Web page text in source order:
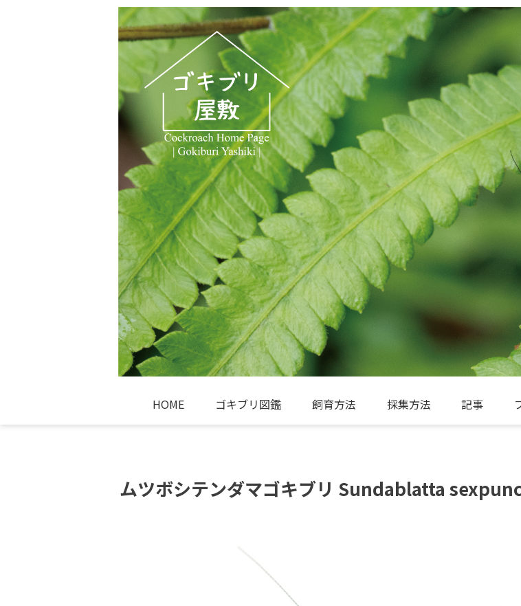
HOME ゴキブリ図鑑 飼育方法 採集方法 記事
ムツボシテンダマゴキブリ Sundablatta